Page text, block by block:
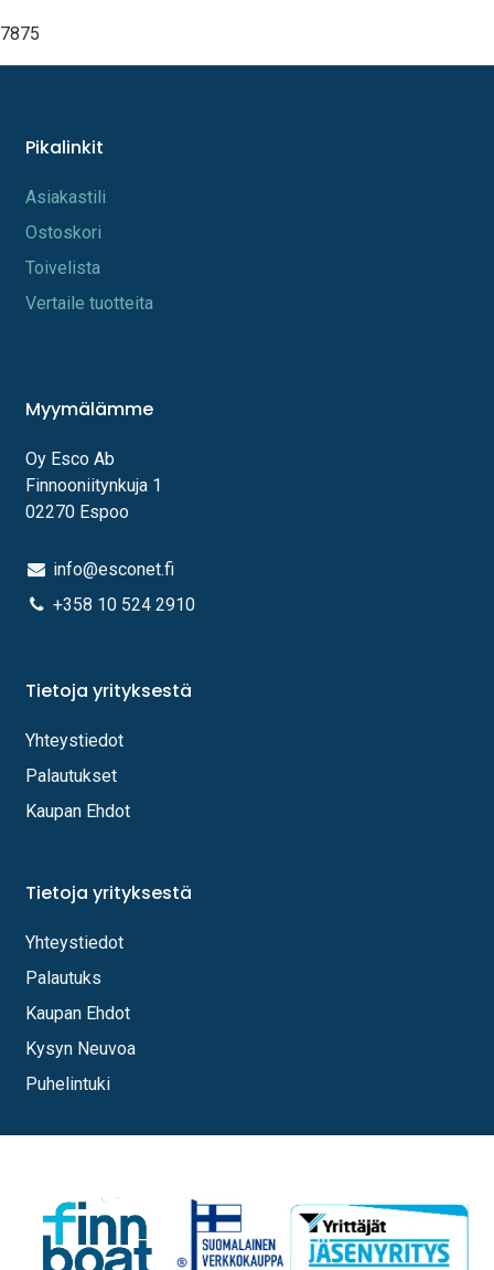
7875
Pikalinkit
A​s​iakastili
Os​toskori
Toi​velista
Vertaile tuotteita
Myymälämme
Oy Esco Ab
Finnooniitynkuja 1
02270 Espoo
info@esconet.fi
+358 10 524 2910
Tietoja yrityksestä
Yhteystiedot
Palautukset
Kaupan Ehdot
Tietoja yrityksestä
Yhteystiedot
Palautuks
Kaupan Ehdot
Kysyn Neuvoa
Puhelintuki